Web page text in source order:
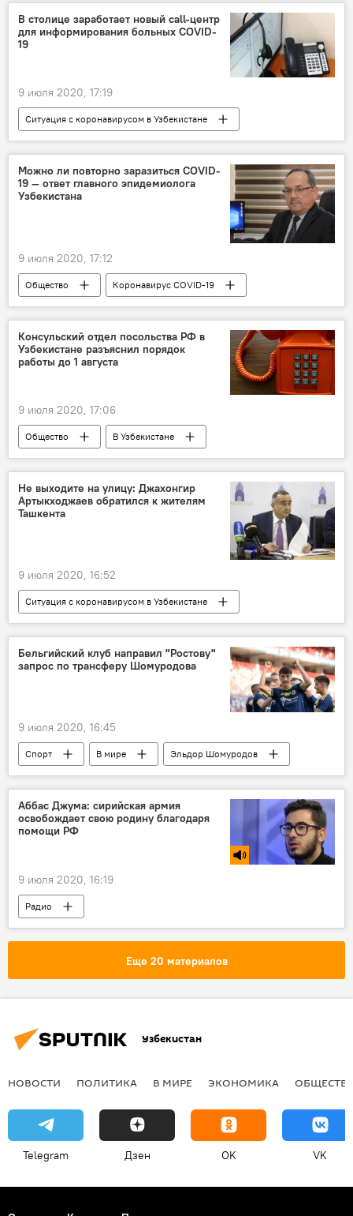
Коронавирус COVID-19
Строительство
Карантин
здравоохранение
В столице заработает новый call-центр
для информирования больных COVID-
19
9 июля 2020, 17:19
Ситуация с коронавирусом в Узбекистане
Общество
телефон
Ташкент
Коронавирус COVID-19
Узбекистан
Можно ли повторно заразиться COVID-
19 — ответ главного эпидемиолога
Узбекистана
9 июля 2020, 17:12
Общество
Коронавирус COVID-19
Узбекистан
Ситуация с коронавирусом в Узбекистане
Консульский отдел посольства РФ в
Узбекистане разъяснил порядок
работы до 1 августа
9 июля 2020, 17:06
Общество
В Узбекистане
Коронавирус COVID-19
Узбекистан
Посольство России в Узбекистане
Ташкент
пандемия
Не выходите на улицу: Джахонгир
Артыкходжаев обратился к жителям
Ташкента
9 июля 2020, 16:52
Ситуация с коронавирусом в Узбекистане
Общество
Ташкент
Узбекистан
Узбекистан
Коронавирус COVID-19
Карантин
Джахонгир Артыкходжаев
Бельгийский клуб направил "Ростову"
запрос по трансферу Шомуродова
9 июля 2020, 16:45
Спорт В мире
Эльдор Шомуродов
Футбол
Ростов Бельгия
Аббас Джума: сирийская армия
освобождает свою родину благодаря
помощи РФ
9 июля 2020, 16:19
Радио
Еще 20 материалов
Узбекистан
НОВОСТИ ПОЛИТИКА В МИРЕ ЭКОНОМИКА
Telegram Дзен OK VK